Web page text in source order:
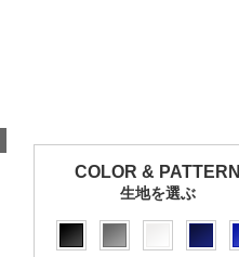
COLOR & PATTERN
生地を選ぶ